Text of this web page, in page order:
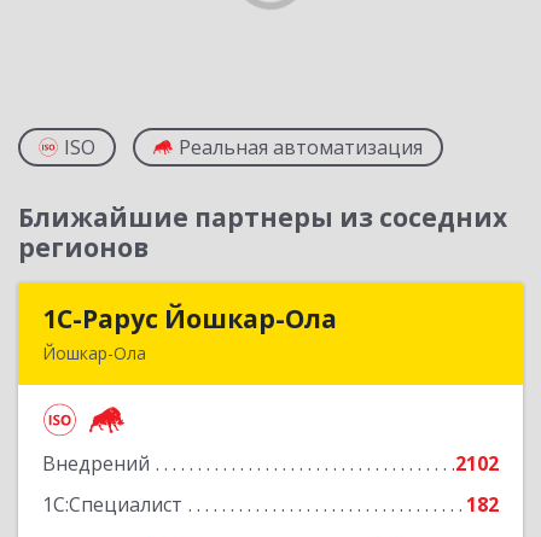
ISO Реальная автоматизация
Ближайшие партнеры из соседних
регионов
1С-Рарус Йошкар-Ола
Йошкар-Ола
Внедрений
2102
1С:Специалист
182
1С-Рарус Йошкар-Ола
Подробнее